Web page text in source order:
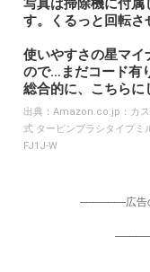
写真は掃除機に付属
す。くるっと回転さ
使いやすさの星マイ
ので…まだコード有
総合的に、こちらに
出典： Amazon.co.jp：カス
式 タービンブラシタイプミ
FJ1J-W
-----------------広